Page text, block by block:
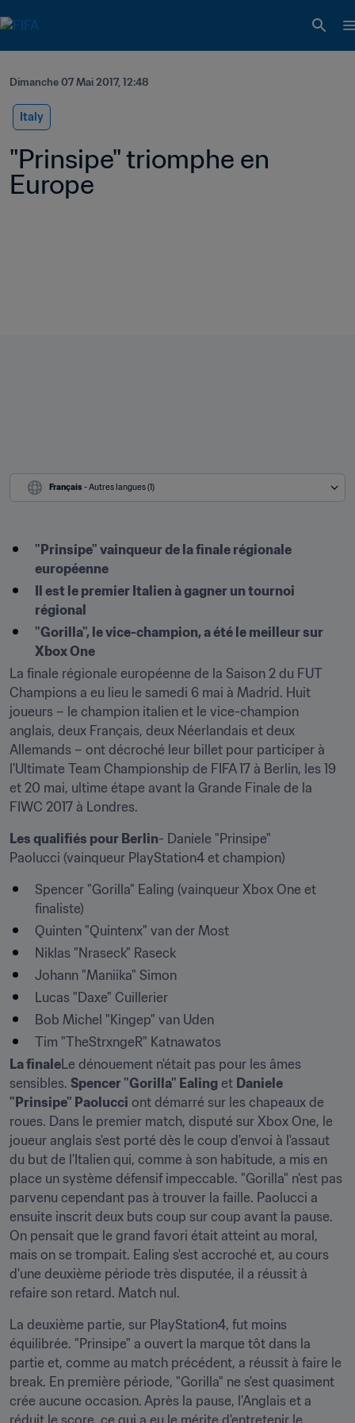
Dimanche 07 Mai 2017, 12:48
Italy
"Prinsipe" triomphe en
Europe
Français - Autres langues (1)
"Prinsipe" vainqueur de la finale régionale
européenne
Il est le premier Italien à gagner un tournoi
régional
"Gorilla", le vice-champion, a été le meilleur sur
Xbox One
La finale régionale européenne de la Saison 2 du FUT
Champions a eu lieu le samedi 6 mai à Madrid. Huit
joueurs – le champion italien et le vice-champion
anglais, deux Français, deux Néerlandais et deux
Allemands – ont décroché leur billet pour participer à
l'Ultimate Team Championship de FIFA 17 à Berlin, les 19
et 20 mai, ultime étape avant la Grande Finale de la
FIWC 2017 à Londres.
Les qualifiés pour Berlin- Daniele "Prinsipe"
Paolucci (vainqueur PlayStation4 et champion)
Spencer "Gorilla" Ealing (vainqueur Xbox One et
finaliste)
Quinten "Quintenx" van der Most
Niklas "Nraseck" Raseck
Johann "Maniika" Simon
Lucas "Daxe" Cuillerier
Bob Michel "Kingep" van Uden
Tim "TheStrxngeR" Katnawatos
La finaleLe dénouement n'était pas pour les âmes
sensibles. Spencer "Gorilla" Ealing et Daniele
"Prinsipe" Paolucci ont démarré sur les chapeaux de
roues. Dans le premier match, disputé sur Xbox One, le
joueur anglais s'est porté dès le coup d'envoi à l'assaut
du but de l'Italien qui, comme à son habitude, a mis en
place un système défensif impeccable. "Gorilla" n'est pas
parvenu cependant pas à trouver la faille. Paolucci a
ensuite inscrit deux buts coup sur coup avant la pause.
On pensait que le grand favori était atteint au moral,
mais on se trompait. Ealing s'est accroché et, au cours
d'une deuxième période très disputée, il a réussit à
refaire son retard. Match nul.
La deuxième partie, sur PlayStation4, fut moins
équilibrée. "Prinsipe" a ouvert la marque tôt dans la
partie et, comme au match précédent, a réussit à faire le
break. En première période, "Gorilla" ne s'est quasiment
crée aucune occasion. Après la pause, l'Anglais et a
réduit le score, ce qui a eu le mérite d'entretenir le